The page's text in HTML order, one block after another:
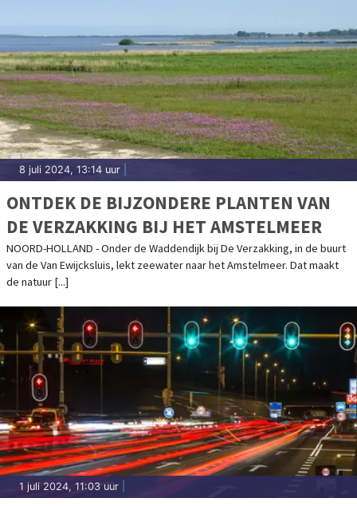
8 juli 2024, 13:14 uur
ONTDEK DE BIJZONDERE PLANTEN VAN
DE VERZAKKING BIJ HET AMSTELMEER
NOORD-HOLLAND - Onder de Waddendijk bij De Verzakking, in de buurt
van de Van Ewijcksluis, lekt zeewater naar het Amstelmeer. Dat maakt
de natuur [...]
1 juli 2024, 11:03 uur